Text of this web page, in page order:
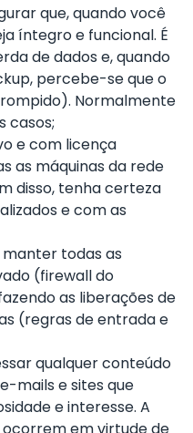
que, quando você
íntegro e funcional. É
de dados e, quando
percebe-se que o
Normalmente
casos;
e com licença
as máquinas da rede
disso, tenha certeza
e com as
todas as
(firewall do
as liberações de
(regras de entrada e
qualquer conteúdo
mails e sites que
e interesse. A
em virtude de